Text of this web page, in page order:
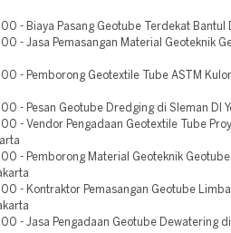
- Biaya Pasang Geotube Terdekat Bantul
- Jasa Pemasangan Material Geoteknik
- Pemborong Geotextile Tube ASTM
- Pesan Geotube Dredging di Sleman DI
- Vendor Pengadaan Geotextile Tube
- Pemborong Material Geoteknik
- Kontraktor Pemasangan Geotube
- Jasa Pengadaan Geotube Dewatering